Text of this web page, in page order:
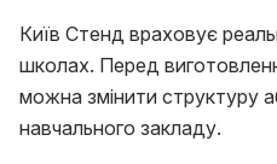
Київ Стенд враховує
школах. Перед
можна змінити структуру
навчального закладу.